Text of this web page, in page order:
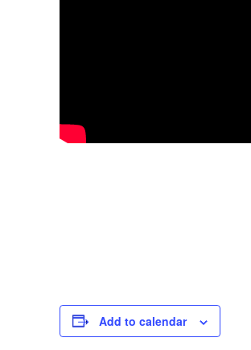
Add to calendar